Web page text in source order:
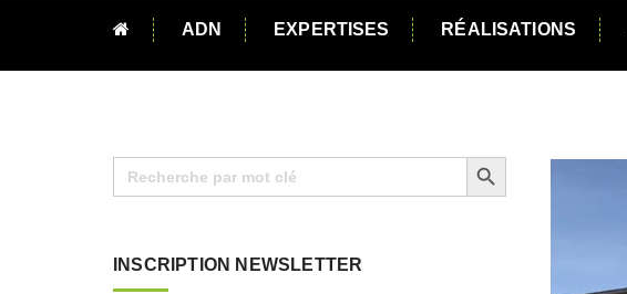
ADN EXPERTISES RÉALISATIONS
Search
for:
Search Button
INSCRIPTION NEWSLETTER